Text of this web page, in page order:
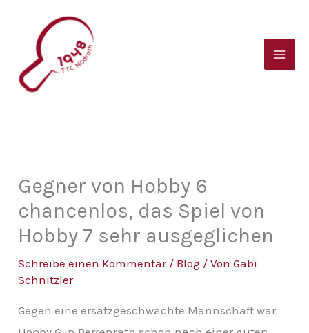
springen
Gegner von Hobby 6
chancenlos, das Spiel von
Hobby 7 sehr ausgeglichen
Schreibe einen Kommentar / Blog / VonGabi
Schnitzler
Gegen eine ersatzgeschwächte Mannschaft war
t
c
h
v